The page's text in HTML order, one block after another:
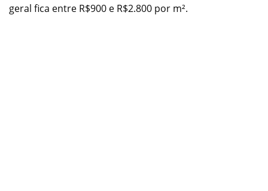
geral fica entre R$900 e R$2.800 por m².